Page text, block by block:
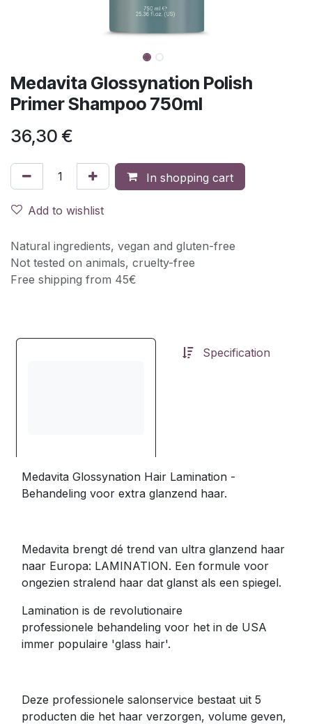
Medavita Glossynation Polish
Primer Shampoo 750ml
36,30 €
In shopping cart
Add to wishlist
Natural ingredients, vegan and gluten-free
Not tested on animals, cruelty-free
Free shipping from 45€
Specification
Medavita Glossynation Hair Lamination -
Behandeling voor extra glanzend haar.
Medavita brengt dé trend van ultra glanzend haar
naar Europa: LAMINATION. Een formule voor
ongezien stralend haar dat glanst als een spiegel.
Lamination is de revolutionaire
professionele behandeling voor het in de USA
immer populaire 'glass hair'.
Deze professionele salonservice bestaat uit 5
producten die het haar verzorgen, volume geven,